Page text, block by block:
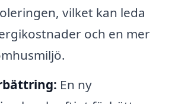
vilket kan leda
och en mer
En ny